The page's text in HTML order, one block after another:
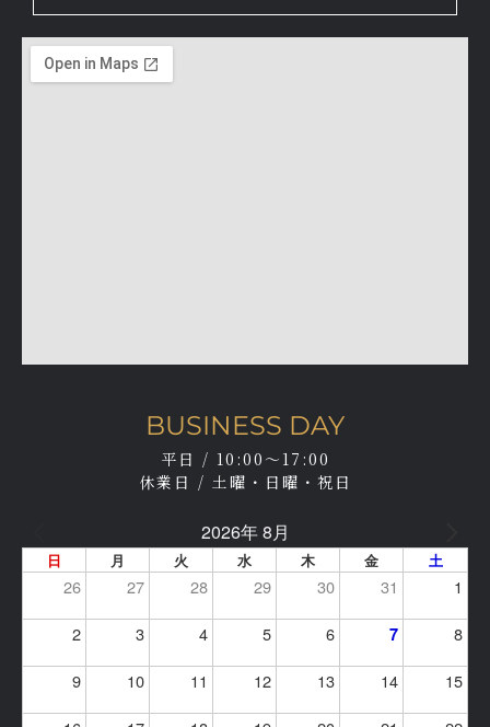
BUSINESS DAY
平日 / 10:00～17:00
休業日 / 土曜・日曜・祝日
2026年 8月
日 月 火 水 木 金 土
26 27 28 29 30 31 1
2 3 4 5 6 7 8
9 10 11 12 13 14 15